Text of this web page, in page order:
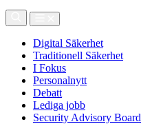
Digital Säkerhet
Traditionell Säkerhet
I Fokus
Personalnytt
Debatt
Lediga jobb
Security Advisory Board